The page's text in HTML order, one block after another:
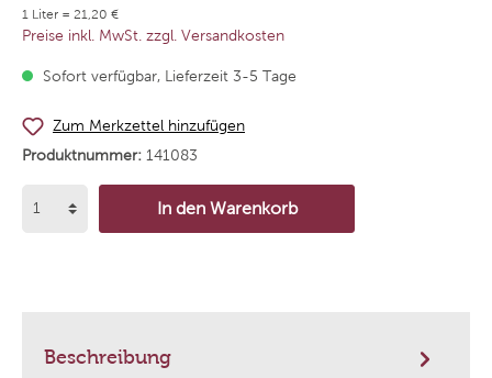
1 Liter = 21,20 €
Preise inkl. MwSt. zzgl. Versandkosten
Sofort verfügbar, Lieferzeit 3-5 Tage
Zum Merkzettel hinzufügen
Produktnummer: 141083
In den Warenkorb
Beschreibung